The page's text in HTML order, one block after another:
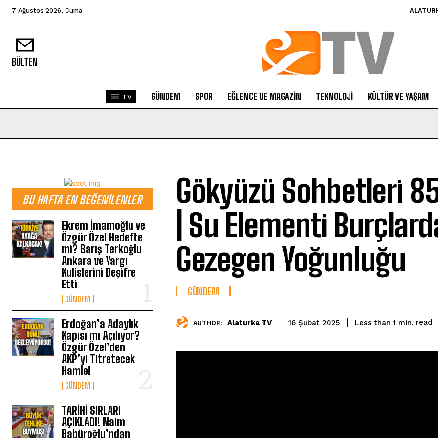
7 Ağustos 2026, Cuma
BÜLTEN
TV GÜNDEM SPOR EĞLENCE VE MAGAZIN TEKNOLOJI KÜLTÜR VE YAŞAM
BU HAFTA EN BEĞENILENLER
Ekrem İmamoğlu ve
Özgür Özel Hedefte
mi? Barış Terkoğlu
Ankara ve Yargı
Kulislerini Deşifre
Etti
GÜNDEM
Erdoğan’a Adaylık
Kapısı mı Açılıyor?
Özgür Özel’den
AKP’yi Titretecek
Hamle!
GÜNDEM
TARİHİ SIRLARI
AÇIKLADI! Naim
Babüroğlu’ndan
Gökyüzü Sohbetleri
| Su Elementi
Gezegen Yoğunluğu
GÜNDEM
AUTHOR: Alaturka TV 16 Şubat 2025 Less than 1 min. read